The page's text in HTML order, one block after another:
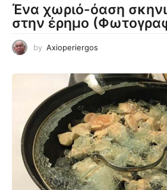
Ένα χωριό-όαση
στην έρημο
by Axioperiergos